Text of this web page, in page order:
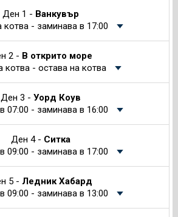
Ден 1 - Ванкувър
котва - заминава в 17:00
2 - В открито море
котва - остава на котва
Ден 3 - Уорд Коув
07:00 - заминава в 16:00
Ден 4 - Ситка
09:00 - заминава в 17:00
5 - Ледник Хабард
09:00 - заминава в 13:00